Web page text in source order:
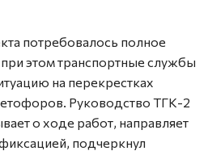
потребовалось полное
этом транспортные службы
на перекрестках
Руководство ТГК-2
о ходе работ, направляет
подчеркнул